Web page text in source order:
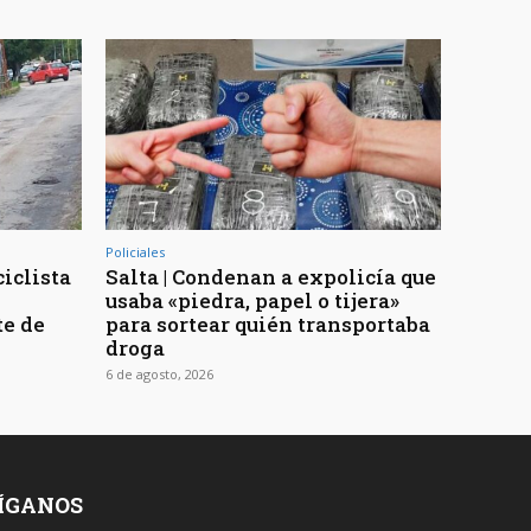
de
Policiales
Salta | Condenan a expolicía que
usaba «piedra, papel o tijera»
para sortear quién transportaba
droga
6 de agosto, 2026